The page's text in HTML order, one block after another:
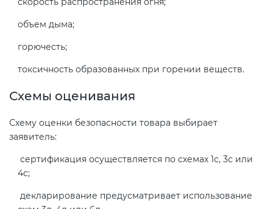
объем дыма;
горючесть;
токсичность образованных при горении веществ.
Схемы оценивания
Схему оценки безопасности товара выбирает
заявитель:
сертификация осуществляется по схемах 1с, 3с или
4с;
декларирование предусматривает использование